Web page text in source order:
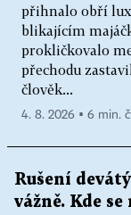
přihnalo obří
blikajícím
prokličkovalo
přechodu
člověk...
4. 8. 2026 ▪ 6 min.
Rušení
vážně. Kde